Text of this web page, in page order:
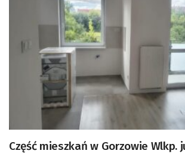
Część mieszkań w Gorzowie Wlkp.